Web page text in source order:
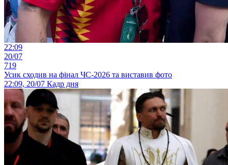
22:09
20/07
719
Усик сходив на фінал ЧС-2026 та виставив фото
22:09, 20/07 Кадр дня